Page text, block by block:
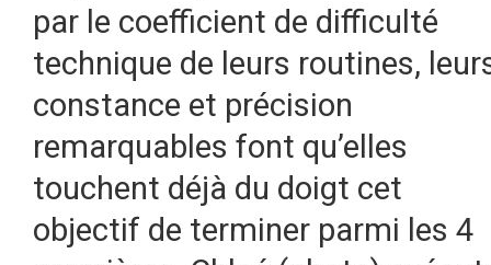
par le coefficient de difficulté
technique de leurs routines,
constance et précision
remarquables font qu’elles
touchent déjà du doigt cet
objectif de terminer parmi les 4